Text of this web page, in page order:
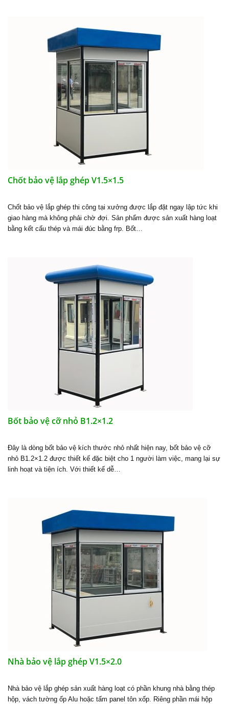
Chốt bảo vệ lắp ghép V1.5×1.5
Chốt bảo vệ lắp ghép thi công tại xưởng được lắp đặt ngay lập tức khi
giao hàng mà không phải chờ đợi. Sản phẩm được sản xuất hàng loạt
bằng kết cấu thép và mái đúc bằng frp. Bốt…
Bốt bảo vệ cỡ nhỏ B1.2×1.2
Đây là dòng bốt bảo vệ kích thước nhỏ nhất hiện nay, bốt bảo vệ cỡ
nhỏ B1.2×1.2 được thiết kế đặc biệt cho 1 người làm việc, mang lại sự
linh hoạt và tiện ích. Với thiết kế dễ…
Nhà bảo vệ lắp ghép V1.5×2.0
Nhà bảo vệ lắp ghép sản xuất hàng loạt có phần khung nhà bằng thép
hộp, vách tường ốp Alu hoặc tấm panel tôn xốp. Riêng phần mái hộp